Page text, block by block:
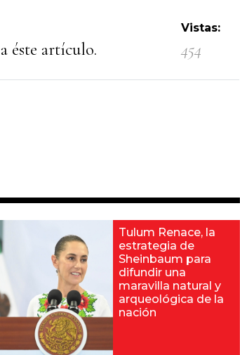
éste artículo.
Vistas:
454
Tulum Renace, la
estrategia de
Sheinbaum para
difundir una
maravilla natural y
arqueológica de la
nación